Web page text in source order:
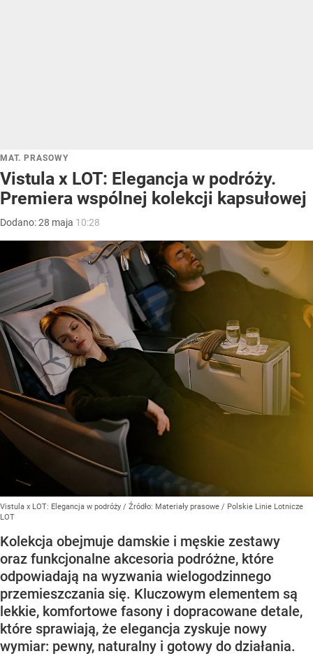
MAT. PRASOWY
Vistula x LOT: Elegancja w podróży.
Premiera wspólnej kolekcji kapsułowej
Dodano:28 maja 10:28
Vistula x LOT: Elegancja w podróży / Źródło: Materiały prasowe / Polskie Linie Lotnicze
LOT
Kolekcja obejmuje damskie i męskie zestawy
oraz funkcjonalne akcesoria podróżne, które
odpowiadają na wyzwania wielogodzinnego
przemieszczania się. Kluczowym elementem są
lekkie, komfortowe fasony i dopracowane detale,
które sprawiają, że elegancja zyskuje nowy
wymiar: pewny, naturalny i gotowy do działania.